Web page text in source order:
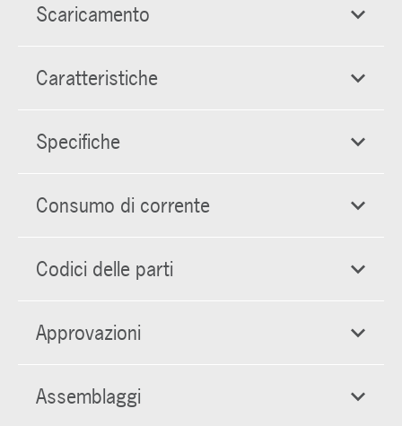
Scaricamento
Caratteristiche
Specifiche
Consumo di corrente
Codici delle parti
Approvazioni
Assemblaggi